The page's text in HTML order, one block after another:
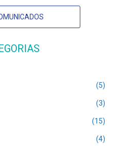
(5)
(3)
(15)
(4)